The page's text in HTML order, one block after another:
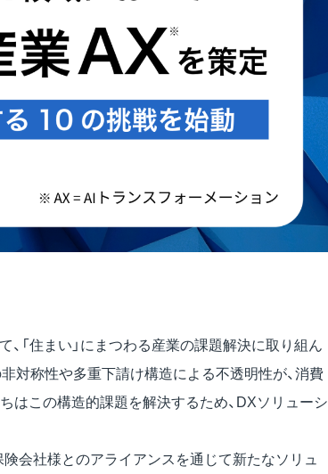
、「住まい」にまつわる産業の課題解決に取り組ん
対称性や多重下請け構造による不透明性が、消費
はこの構造的課題を解決するため、DXソリューシ
会社様とのアライアンスを通じて新たなソリュ